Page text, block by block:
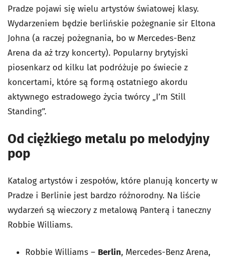
Pradze pojawi się wielu artystów światowej klasy.
Wydarzeniem będzie berlińskie pożegnanie sir Eltona
Johna (a raczej pożegnania, bo w Mercedes-Benz
Arena da aż trzy koncerty). Popularny brytyjski
piosenkarz od kilku lat podróżuje po świecie z
koncertami, które są formą ostatniego akordu
aktywnego estradowego życia twórcy „I’m Still
Standing”.
Od ciężkiego metalu po melodyjny
pop
Katalog artystów i zespołów, które planują koncerty w
Pradze i Berlinie jest bardzo różnorodny. Na liście
wydarzeń są wieczory z metalową Panterą i taneczny
Robbie Williams.
Robbie Williams – Berlin, Mercedes-Benz Arena,